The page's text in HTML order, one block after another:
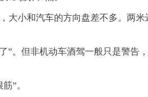
小和汽车的方向盘差不多。两米
。但非机动车酒驾一般只是警告
”。